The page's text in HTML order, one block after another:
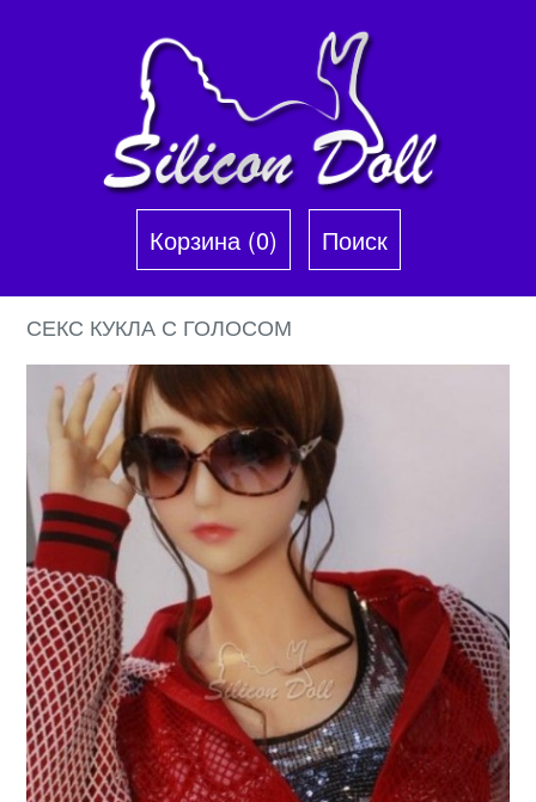
Корзина (0)‎ Поиск
СЕКС КУКЛА С ГОЛОСОМ